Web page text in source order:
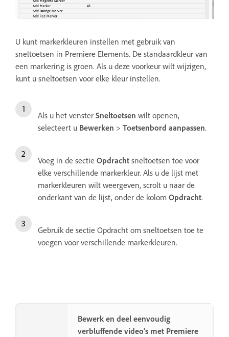
U kunt markerkleuren instellen met gebruik van
sneltoetsen in Premiere Elements. De standaardkleur van
een markering is groen. Als u deze voorkeur wilt wijzigen,
kunt u sneltoetsen voor elke kleur instellen.
Als u het venster Sneltoetsen wilt openen,
selecteert u Bewerken > Toetsenbord aanpassen.
Voeg in de sectie Opdracht sneltoetsen toe voor
elke verschillende markerkleur. Als u de lijst met
markerkleuren wilt weergeven, scrolt u naar de
onderkant van de lijst, onder de kolom Opdracht.
Gebruik de sectie Opdracht om sneltoetsen toe te
voegen voor verschillende markerkleuren.
Bewerk en deel eenvoudig
verbluffende video's met Premiere